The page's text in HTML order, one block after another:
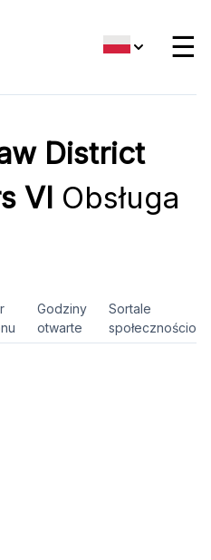
☰
District
VI Obsługa
Godziny
otwarte
Sortale